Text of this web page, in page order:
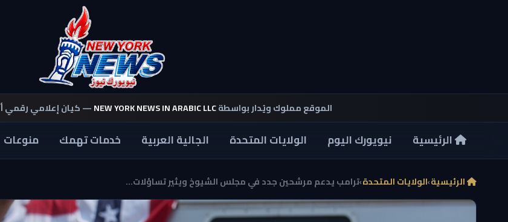
الموقع مملوك ويُدار بواسطةNEW YORK NEWS IN ARABIC LLC— كيان إعلامي
الرئيسية نيويورك اليوم الولايات المتحدة الجالية العربية خدمات تهمك منوعات
الرئيسية›الولايات المتحدة›ترامب يدعم مرشحين جدد في مجلس الشيوخ ويثير تساؤلات...